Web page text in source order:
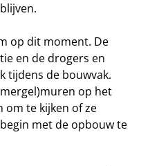
op dit moment. De
en de drogers en
tijdens de bouwvak.
op het
te kijken of ze
met de opbouw te